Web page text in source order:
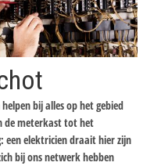
bij alles op het gebied
de meterkast tot het
een elektricien draait hier zijn
bij ons netwerk hebben